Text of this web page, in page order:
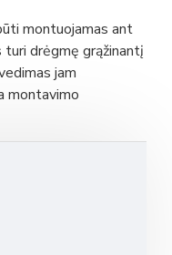
montuojamas ant
drėgmę grąžinantį
jam
montavimo